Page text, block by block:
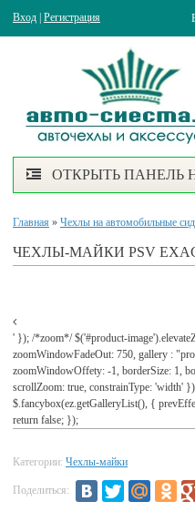
Вход Регистрация
ОТКРЫТЬ ПАНЕЛЬ
Главная » Чехлы на автомобильные
ЧЕХЛЫ-МАЙКИ PSV
' }); /*zoom*/ $('#product-
zoomWindowFadeOut: 750, gallery :
zoomWindowOffety: -1, borderSize: 1,
scrollZoom: true, constrainType: 'width'
$.fancybox(ez.getGalleryList(), {
return false; });
Категории: Чехлы-майки
Поделиться: